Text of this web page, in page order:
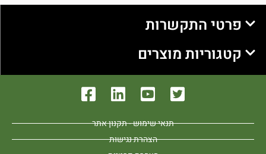
פרטי התקשרות
קטגוריות מוצרים
תנאי שימוש - תקנון אתר
הצהרת נגישות